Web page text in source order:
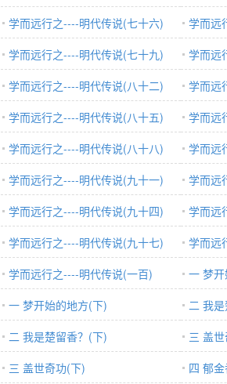
学而远行之----明代传说(七十六)
学而远
学而远行之----明代传说(七十九)
学而远
学而远行之----明代传说(八十二)
学而远
学而远行之----明代传说(八十五)
学而远
学而远行之----明代传说(八十八)
学而远
学而远行之----明代传说(九十一)
学而远
学而远行之----明代传说(九十四)
学而远
学而远行之----明代传说(九十七)
学而远
学而远行之----明代传说(一百)
一 梦
一 梦开始的地方(下)
二 我
二 我是楚留香？(下)
三 盖
三 盖世奇功(下)
四 郁